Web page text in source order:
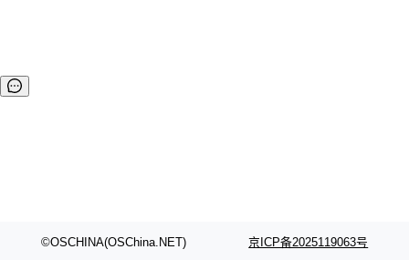
©OSCHINA(OSChina.NET) 京ICP备2025119063号